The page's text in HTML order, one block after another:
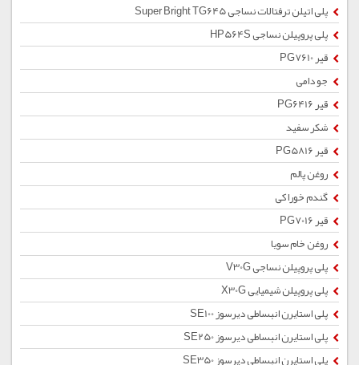
پلی اتیلن ترفتالات نساجی Super Bright TG645
پلی پروپیلن نساجی HP564S
قیر PG7610
جو دامی
قیر PG6416
شکر سفید
قیر PG5816
روغن پالم
گندم خوراکی
قیر PG7016
روغن خام سویا
پلی پروپیلن نساجی V30G
پلی پروپیلن شیمیایی X30G
پلی استایرن انبساطی دیرسوز SE100
پلی استایرن انبساطی دیرسوز SE250
پلی استایرن انبساطی دیرسوز SE350